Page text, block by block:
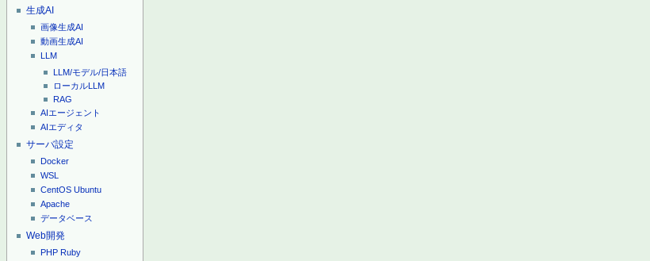
生成AI
画像生成AI
動画生成AI
LLM
LLM/モデル/日本語
ローカルLLM
RAG
AIエージェント
AIエディタ
サーバ設定
Docker
WSL
CentOS Ubuntu
Apache
データベース
Web開発
PHP Ruby